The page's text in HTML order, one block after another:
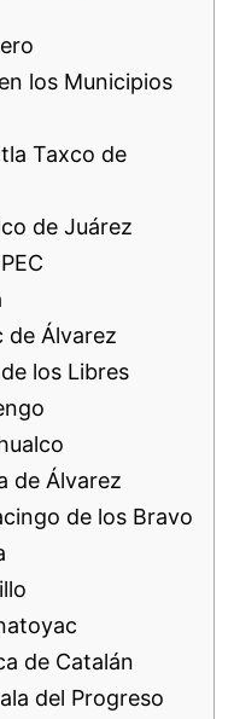
los Municipios
Taxco de
de Juárez
de Álvarez
los Libres
de Álvarez
de los Bravo
de Catalán
del Progreso